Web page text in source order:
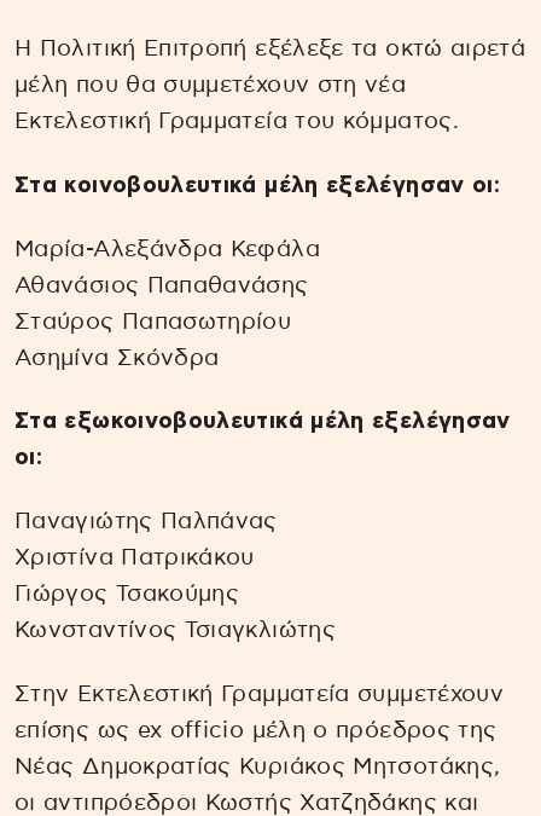
Η Πολιτική Επιτροπή εξέλεξε τα οκτώ αιρετά
μέλη που θα συμμετέχουν στη νέα
Εκτελεστική Γραμματεία του κόμματος.
Στα κοινοβουλευτικά μέλη εξελέγησαν οι:
Μαρία-Αλεξάνδρα Κεφάλα
Αθανάσιος Παπαθανάσης
Σταύρος Παπασωτηρίου
Ασημίνα Σκόνδρα
Στα εξωκοινοβουλευτικά μέλη εξελέγησαν
οι:
Παναγιώτης Παλπάνας
Χριστίνα Πατρικάκου
Γιώργος Τσακούμης
Κωνσταντίνος Τσιαγκλιώτης
Στην Εκτελεστική Γραμματεία συμμετέχουν
επίσης ως ex officio μέλη ο πρόεδρος της
Νέας Δημοκρατίας Κυριάκος Μητσοτάκης,
οι αντιπρόεδροι Κωστής Χατζηδάκης και